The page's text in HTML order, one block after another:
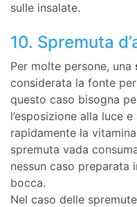
sulle insalate.
10. Spremuta
Per molte persone, una
considerata la fonte
questo caso bisogna
l’esposizione alla luce
rapidamente la
spremuta vada
nessun caso preparata
bocca.
Nel caso delle